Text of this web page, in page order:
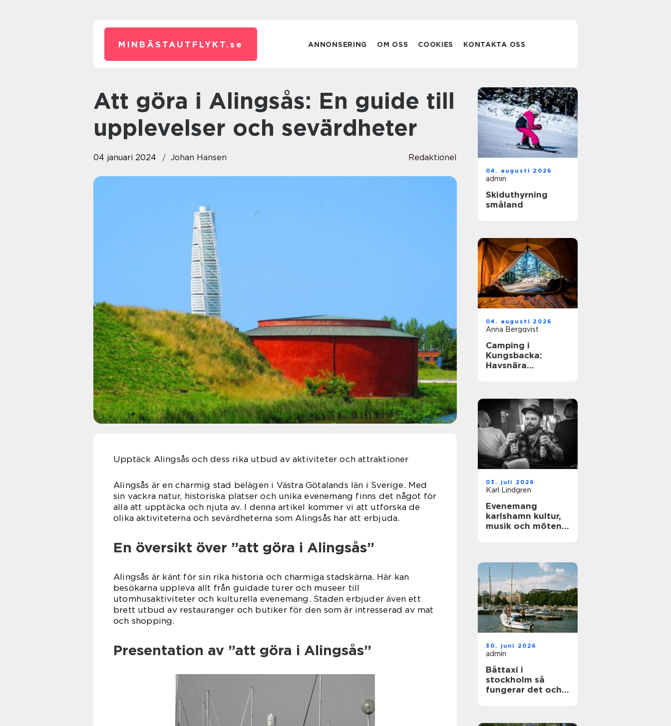
MINBÄSTAUTFLYKT. se ANNONSERING OM OSS COOKIES KONTAKTA OSS
Att göra i Alingsås: En guide till
upplevelser och sevärdheter
04 januari 2024 Johan Hansen Redaktionel
Upptäck Alingsås och dess rika utbud av aktiviteter och attraktioner
Alingsås är en charmig stad belägen i Västra Götalands län i Sverige. Med
sin vackra natur, historiska platser och unika evenemang finns det något för
alla att upptäcka och njuta av. I denna artikel kommer vi att utforska de
olika aktiviteterna och sevärdheterna som Alingsås har att erbjuda.
En översikt över ”att göra i Alingsås”
Alingsås är känt för sin rika historia och charmiga stadskärna. Här kan
besökarna uppleva allt från guidade turer och museer till
utomhusaktiviteter och kulturella evenemang. Staden erbjuder även ett
brett utbud av restauranger och butiker för den som är intresserad av mat
och shopping.
Presentation av ”att göra i Alingsås”
04. augusti 2026
admin
Skiduthyrning
småland
04. augusti 2026
Anna Bergqvist
Camping i
Kungsbacka:
Havsnära
03. juli 2026
Karl Lindgren
Evenemang
karlshamn kultur,
musik och möten
30. juni 2026
admin
Båttaxi i
stockholm så
fungerar det och